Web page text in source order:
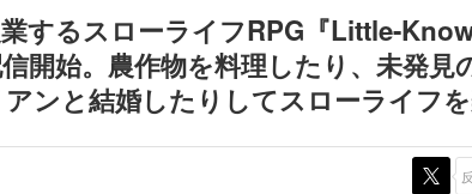
の名前に
するスローライフRPG『Little-
開始。農作物を料理したり、未発見
ンと結婚したりしてスローライフ